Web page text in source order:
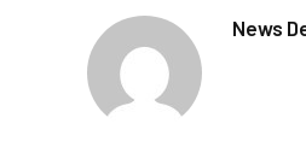
News